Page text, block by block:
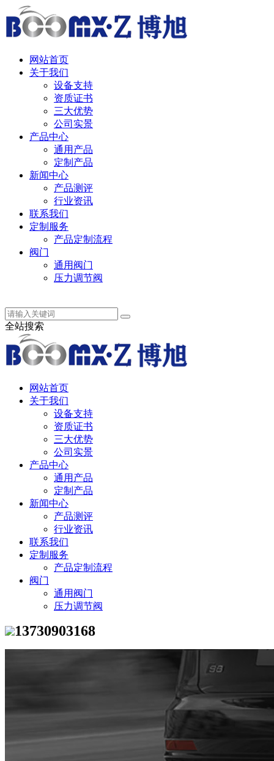
网站首页
关于我们
设备支持
资质证书
三大优势
公司实景
产品中心
通用产品
定制产品
新闻中心
产品测评
行业资讯
联系我们
定制服务
产品定制流程
阀门
通用阀门
压力调节阀
全站搜索
网站首页
关于我们
设备支持
资质证书
三大优势
公司实景
产品中心
通用产品
定制产品
新闻中心
产品测评
行业资讯
联系我们
定制服务
产品定制流程
阀门
通用阀门
压力调节阀
13730903168